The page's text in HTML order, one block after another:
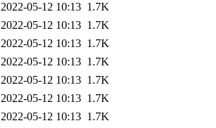
2022-05-12 10:13 1.7K
2022-05-12 10:13 1.7K
2022-05-12 10:13 1.7K
2022-05-12 10:13 1.7K
2022-05-12 10:13 1.7K
2022-05-12 10:13 1.7K
2022-05-12 10:13 1.7K